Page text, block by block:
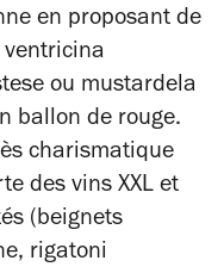
en proposant de
ou mustardela
ballon de rouge.
charismatique
des vins XXL et
(beignets
rigatoni